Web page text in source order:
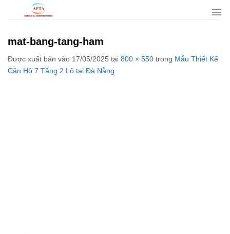
dungmat-bang-tang-ham
Được xuất bản vào 17/05/2025 tại 800 × 550 trong Mẫu Thiết Kế
Căn Hộ 7 Tầng 2 Lô tại Đà Nẵng